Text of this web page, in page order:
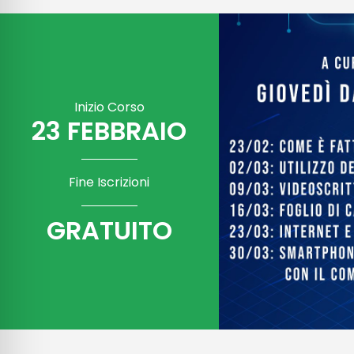
Inizio Corso
23 FEBBRAIO
Fine Iscrizioni
GRATUITO